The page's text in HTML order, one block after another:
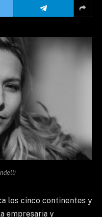
los cinco continentes y
empresaria y